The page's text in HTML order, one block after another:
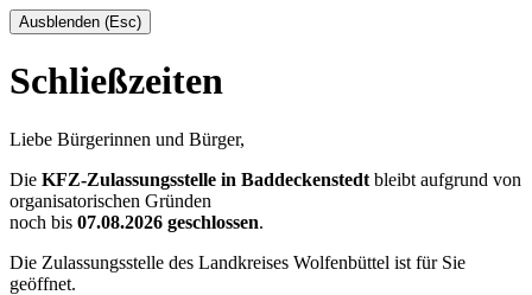
Ausblenden (Esc)
Schließzeiten
Liebe Bürgerinnen und Bürger,
Die KFZ-Zulassungsstelle in Baddeckenstedt bleibt aufgrund von
organisatorischen Gründen
noch bis 07.08.2026 geschlossen.
Die Zulassungsstelle des Landkreises Wolfenbüttel ist für Sie
geöffnet.